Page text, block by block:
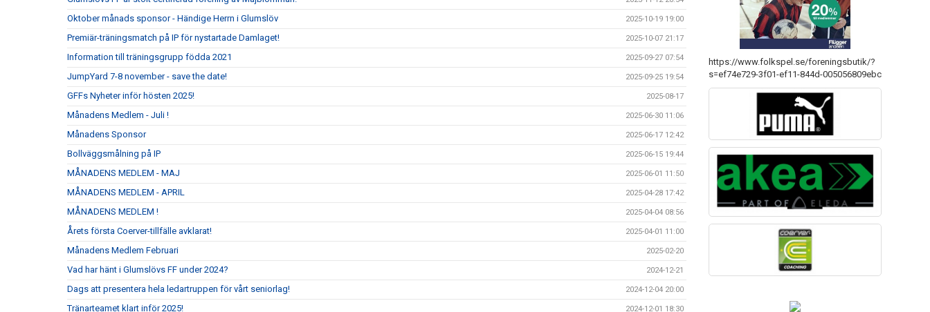
Oktober månads sponsor - Händige Herrn i Glumslöv 2025-10-19 19:00
Premiär-träningsmatch på IP för nystartade Damlaget! 2025-10-07 21:17
Information till träningsgrupp födda 2021 2025-09-27 07:54
JumpYard 7-8 november - save the date! 2025-09-25 19:54
GFFs Nyheter inför hösten 2025! 2025-08-17
Månadens Medlem - Juli ! 2025-06-30 11:06
Månadens Sponsor 2025-06-17 12:42
Bollväggsmålning på IP 2025-06-15 19:44
MÅNADENS MEDLEM - MAJ 2025-06-01 11:50
MÅNADENS MEDLEM - APRIL 2025-04-28 17:42
MÅNADENS MEDLEM ! 2025-04-04 08:56
Årets första Coerver-tillfälle avklarat! 2025-04-01 11:00
Månadens Medlem Februari 2025-02-20
Vad har hänt i Glumslövs FF under 2024? 2024-12-21
Dags att presentera hela ledartruppen för vårt seniorlag! 2024-12-04 20:00
Tränarteamet klart inför 2025! 2024-12-01 18:30
https://www.folkspel.se/foreningsbutik/?
s=ef74e729-3f01-ef11-844d-005056809ebc